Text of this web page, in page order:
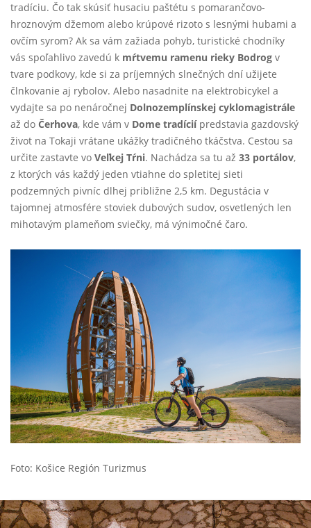
tradíciu. Čo tak skúsiť husaciu paštétu s pomarančovo-
hroznovým džemom alebo krúpové rizoto s lesnými hubami a
ovčím syrom? Ak sa vám zažiada pohyb, turistické chodníky
vás spoľahlivo zavedú k mŕtvemu ramenu rieky Bodrog v
tvare podkovy, kde si za príjemných slnečných dní užijete
člnkovanie aj rybolov. Alebo nasadnite na elektrobicykel a
vydajte sa po nenáročnej Dolnozemplínskej cyklomagistrále
až do Čerhova, kde vám v Dome tradíciípredstavia gazdovský
život na Tokaji vrátane ukážky tradičného tkáčstva. Cestou sa
určite zastavte vo Veľkej Tŕni. Nachádza sa tu až 33 portálov,
z ktorých vás každý jeden vtiahne do spletitej sieti
podzemných pivníc dlhej približne 2,5 km. Degustácia v
tajomnej atmosfére stoviek dubových sudov, osvetlených len
mihotavým plameňom sviečky, má výnimočné čaro.
Foto: Košice Región Turizmus